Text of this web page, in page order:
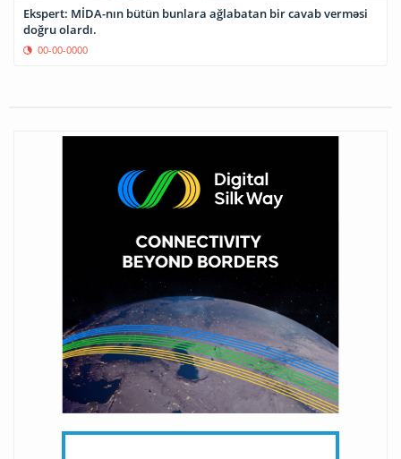
Ekspert: MİDA-nın bütün bunlara ağlabatan bir cavab verməsi
doğru olardı.
00-00-0000